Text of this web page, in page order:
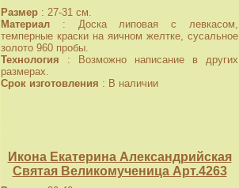
Размер : 27-31 см.
Материал : Доска липовая с левкасом,
темперные краски на яичном желтке, сусальное
золото 960 пробы.
Технология : Возможно написание в других
размерах.
Срок изготовления : В наличии
Икона Екатерина Александрийская
Святая Великомученица Арт.4263